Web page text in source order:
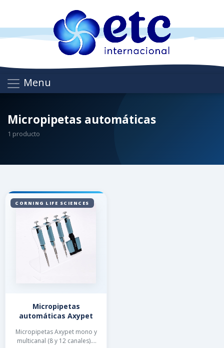
Menu
Micropipetas automáticas
1 producto
CORNING LIFE SCIENCES
Micropipetas
automáticas Axypet
Micropipetas Axypet mono y
multicanal (8 y 12 canales).3